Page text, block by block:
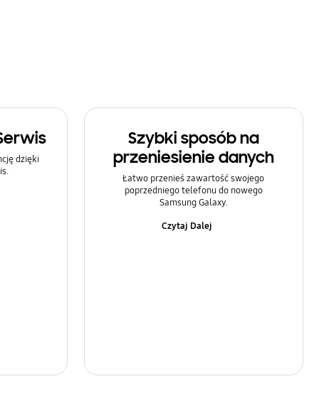
dzięki
Szybki sposób na
przeniesienie danych
Łatwo przenieś zawartość swojego
poprzedniego telefonu do nowego
Samsung Galaxy.
Czytaj Dalej